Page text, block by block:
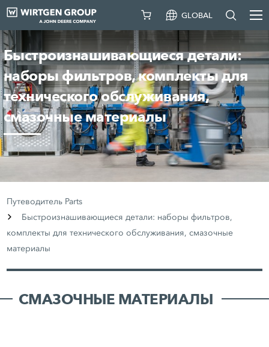
GLOBAL
Быстроизнашивающиеся детали:
наборы фильтров, комплекты для
технического обслуживания,
смазочные материалы
Путеводитель Parts
Быстроизнашивающиеся детали: наборы фильтров,
комплекты для технического обслуживания, смазочные
материалы
СМАЗОЧНЫЕ МАТЕРИАЛЫ